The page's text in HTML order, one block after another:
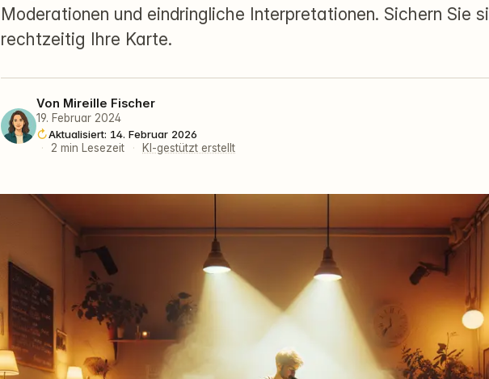
Moderationen und eindringliche Interpretationen. Sichern Sie
rechtzeitig Ihre Karte.
Von Mireille Fischer
19. Februar 2024
Aktualisiert: 14. Februar 2026
·
2 min Lesezeit · KI-gestützt erstellt